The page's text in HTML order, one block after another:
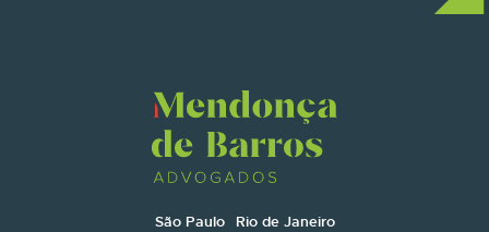
São Paulo Rio de Janeiro